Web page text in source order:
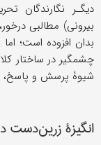
دیگـر نگارندگان
بیرونی) مطالبی
بدان افزوده است؛
چشمگیر در ساختار
شیوۀ پرسش و پاسخ،
انگیزۀ زرین‌دست